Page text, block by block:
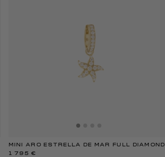
MINI ARO ESTRELLA DE MAR FULL DIAMOND
1 795 €